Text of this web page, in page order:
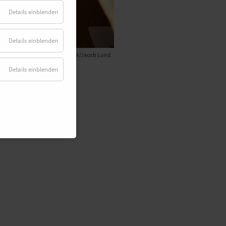
© Adobe Stock/Jacob Lund
Details einblenden
Details einblenden
Details einblenden